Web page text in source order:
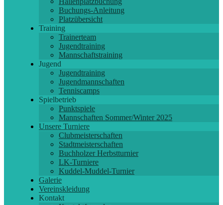
Buchungs-Anleitung
Platzübersicht
Training
Trainerteam
Jugendtraining
Mannschaftstraining
Jugend
Jugendtraining
Jugendmannschaften
Tenniscamps
Spielbetrieb
Punktspiele
Mannschaften Sommer/Winter 2025
Unsere Turniere
Clubmeisterschaften
Stadtmeisterschaften
Buchholzer Herbstturnier
LK-Turniere
Kuddel-Muddel-Turnier
Galerie
Vereinskleidung
Kontakt